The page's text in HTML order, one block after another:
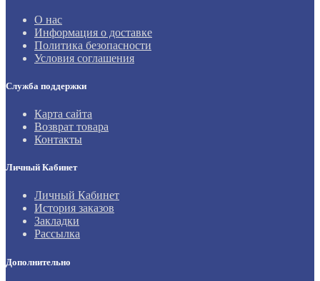
О нас
Информация о доставке
Политика безопасности
Условия соглашения
Служба поддержки
Карта сайта
Возврат товара
Контакты
Личный Кабинет
Личный Кабинет
История заказов
Закладки
Рассылка
Дополнительно